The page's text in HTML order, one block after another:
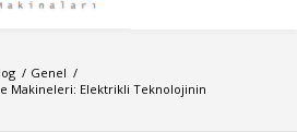
/ Genel /
Makineleri: Elektrikli Teknolojinin